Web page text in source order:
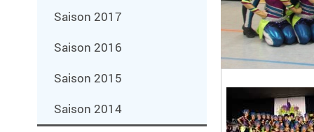
Saison 2017
Saison 2016
Saison 2015
Saison 2014